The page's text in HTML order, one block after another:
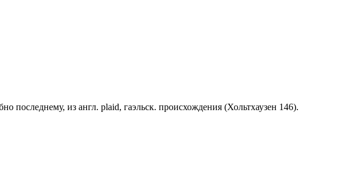
из англ. plaid, гаэльск. происхождения (Хольтхаузен 146).